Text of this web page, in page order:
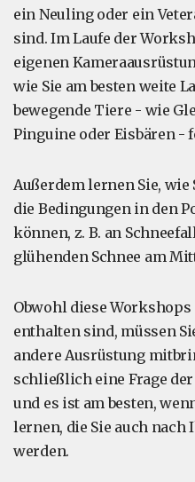
ein Neuling oder ein
sind. Im Laufe der
eigenen
wie Sie am besten weite
bewegende Tiere - wie
Pinguine oder Eisbären -
Außerdem lernen Sie, wie
die Bedingungen in den
können, z. B. an
glühenden Schnee am
Obwohl diese
enthalten sind, müssen
andere Ausrüstung
schließlich eine Frage
und es ist am besten,
lernen, die Sie auch nach
werden.